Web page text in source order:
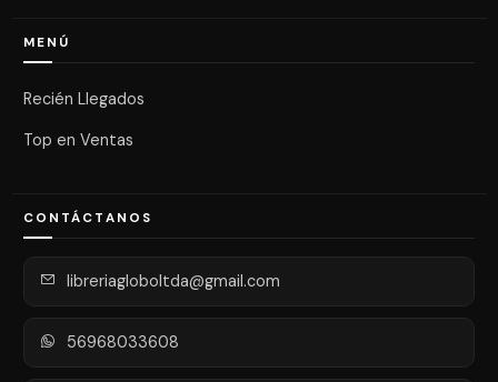
MENÚ
Recién Llegados
Top en Ventas
CONTÁCTANOS
libreriagloboltda@gmail.com
56968033608